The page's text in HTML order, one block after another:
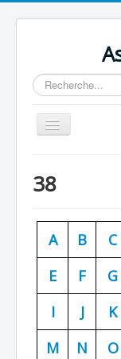
Rechercher
Basculer
la
Chronologie
Escadrilles
Organisation
Avions
Formation
Doctrines
38
A B C
E
F G
I
J K
M
N O